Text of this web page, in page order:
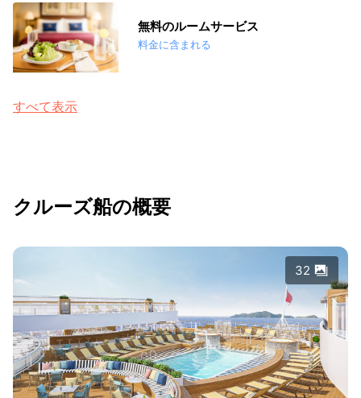
無料のルームサービス
料金に含まれる
すべて表示
クルーズ船の概要
32